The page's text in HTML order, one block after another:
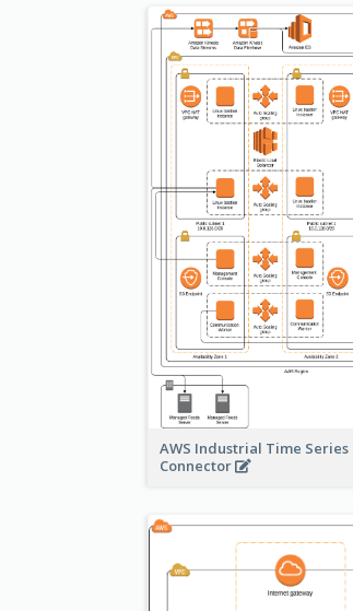
AWS Industrial Time Series
Connector